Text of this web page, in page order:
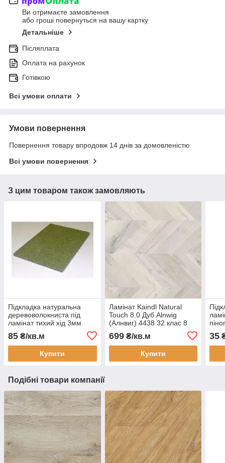
Ви отримаєте замовлення
або гроші повернуться на вашу картку
Детальніше
Післяплата
Оплата на рахунок
Готівкою
Всі умови оплати
Умови повернення
Повернення товару впродовж 14 днів за домовленістю
Всі умови повернення
З цим товаром також замовляють
Підкладка натуральна
деревоволокниста під
ламінат тихий хід 3мм
85 ₴/кв.м
Купити
Ламінат Kaindl Natural
Touch 8.0 Дуб Alnwig
(Алнвиг) 4438 32 клас 8
699₴/кв.м
Купити
35
Подібні товари компанії